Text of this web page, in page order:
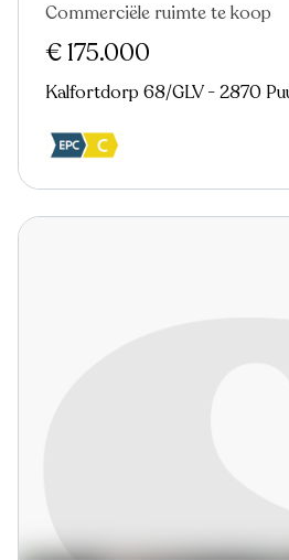
Commerciële ruimte te koop
€ 175.000
Kalfortdorp 68/GLV - 2870